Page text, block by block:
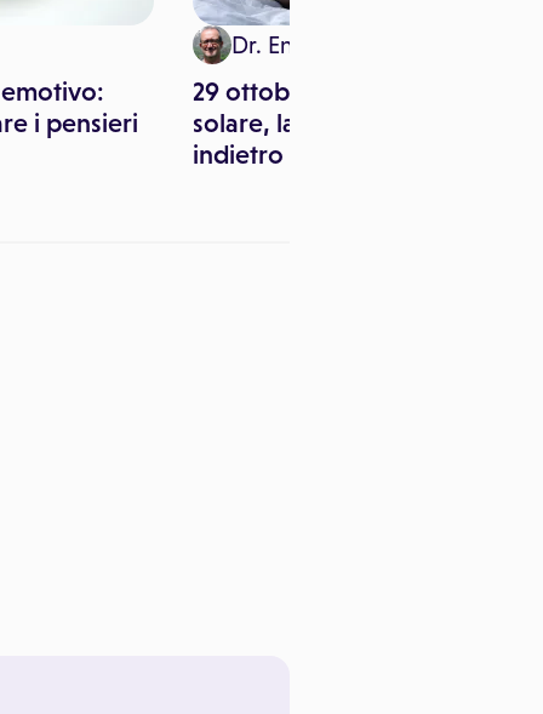
i pensieri
Dr. Enzo Brizio
29 ottobre: torna l'ora
solare, lancette un'ora
indietro